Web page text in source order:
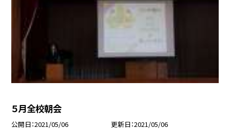
５月全校朝会
公開日 2021/05/06 更新日 2021/05/06